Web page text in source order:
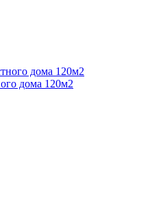
дома 120м2